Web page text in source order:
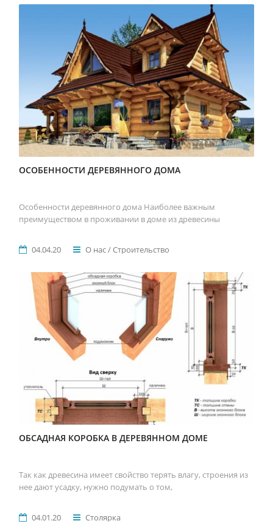
ОСОБЕННОСТИ ДЕРЕВЯННОГО ДОМА
Особенности деревянного дома Наиболее важным
преимуществом в проживании в доме из древесины
04.04.20 О нас / Строительство
ОБСАДНАЯ КОРОБКА В ДЕРЕВЯННОМ ДОМЕ
Так как древесина имеет свойство терять влагу, строения из
нее дают усадку, нужно подумать о том,
04.01.20 Столярка